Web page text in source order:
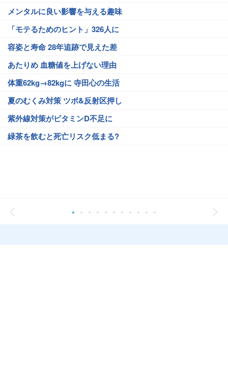
メンタルに良い影響を与える趣味
「モテるためのヒント」326人に
容姿と寿命 28年追跡で見えた差
あたりめ 血糖値を上げない理由
体重62kg→82kgに 寺田心の生活
夏のむくみ対策 ツボ&反射区押し
紫外線対策がビタミンD不足に
緑茶を飲むと死亡リスク低まる?